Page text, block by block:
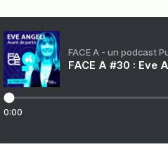
FACE A - un podcast
FACE A #30 : Eve
0:00